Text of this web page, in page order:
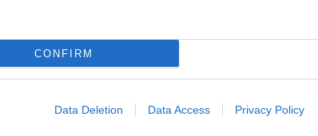
CONFIRM
Data Deletion Data Access Privacy Policy
3 techniky i nejistota.
otevřeně o letní